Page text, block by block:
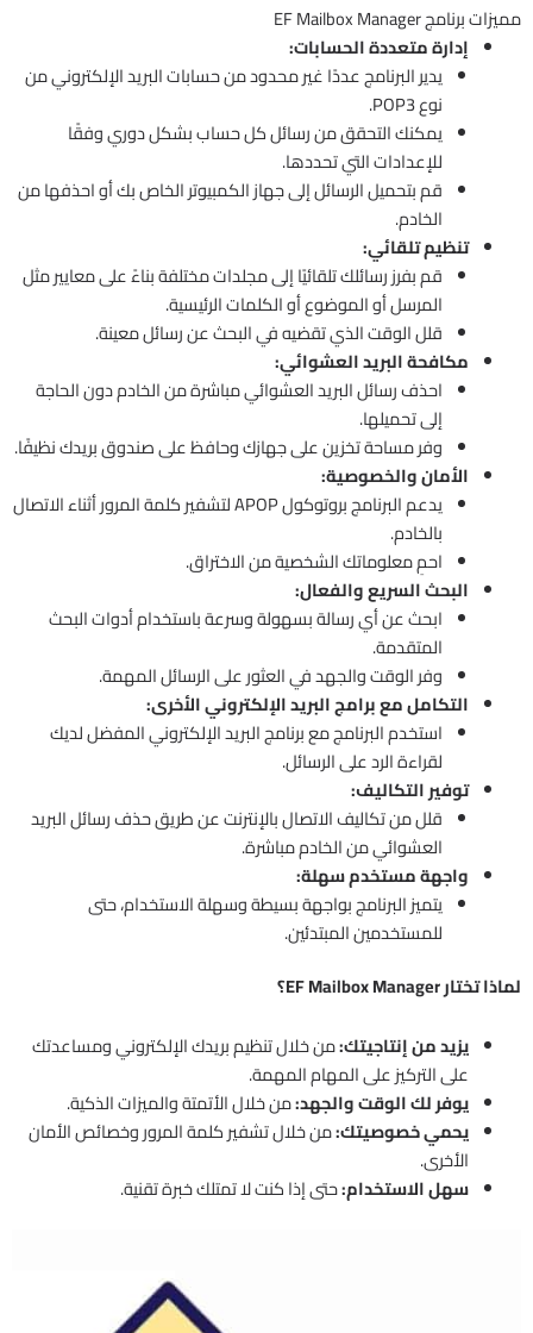
مميزات برنامج EF Mailbox Manager
إدارة متعددة الحسابات:
يدير البرنامج عددًا غير محدود من حسابات البريد الإلكتروني من
نوع POP3.
يمكنك التحقق من رسائل كل حساب بشكل دوري وفقًا
للإعدادات التي تحددها.
قم بتحميل الرسائل إلى جهاز الكمبيوتر الخاص بك أو احذفها من
الخادم.
تنظيم تلقائي:
قم بفرز رسائلك تلقائيًا إلى مجلدات مختلفة بناءً على معايير مثل
المرسل أو الموضوع أو الكلمات الرئيسية.
قلل الوقت الذي تقضيه في البحث عن رسائل معينة.
مكافحة البريد العشوائي:
احذف رسائل البريد العشوائي مباشرة من الخادم دون الحاجة
إلى تحميلها.
وفر مساحة تخزين على جهازك وحافظ على صندوق بريدك نظيفًا.
الأمان والخصوصية:
يدعم البرنامج بروتوكول APOP لتشفير كلمة المرور أثناء الاتصال
بالخادم.
احمِ معلوماتك الشخصية من الاختراق.
البحث السريع والفعال:
ابحث عن أي رسالة بسهولة وسرعة باستخدام أدوات البحث
المتقدمة.
وفر الوقت والجهد في العثور على الرسائل المهمة.
التكامل مع برامج البريد الإلكتروني الأخرى:
استخدم البرنامج مع برنامج البريد الإلكتروني المفضل لديك
لقراءة الرد على الرسائل.
توفير التكاليف:
قلل من تكاليف الاتصال بالإنترنت عن طريق حذف رسائل البريد
العشوائي من الخادم مباشرة.
واجهة مستخدم سهلة:
يتميز البرنامج بواجهة بسيطة وسهلة الاستخدام، حتى
للمستخدمين المبتدئين.
لماذا تختار EF Mailbox Manager؟
يزيد من إنتاجيتك:من خلال تنظيم بريدك الإلكتروني ومساعدتك
على التركيز على المهام المهمة.
يوفر لك الوقت والجهد:من خلال الأتمتة والميزات الذكية.
يحمي خصوصيتك:من خلال تشفير كلمة المرور وخصائص الأمان
الأخرى.
سهل الاستخدام:حتى إذا كنت لا تمتلك خبرة تقنية.